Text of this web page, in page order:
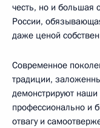
честь, но и большая
России,
даже ценой
Современное
традиции,
демонстрируют
профессионально и
отвагу и